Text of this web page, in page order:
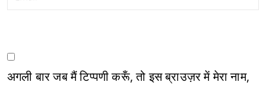
अगली बार जब मैं टिप्पणी करूँ, तो इस ब्राउज़र में मेरा नाम,